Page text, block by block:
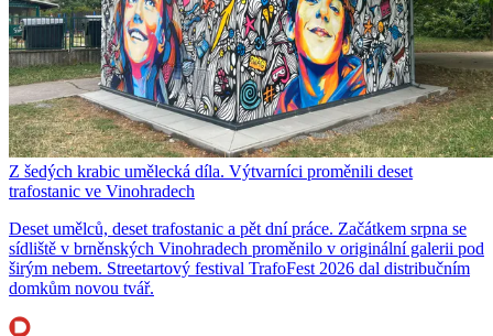
Z šedých krabic umělecká díla. Výtvarníci proměnili deset
trafostanic ve Vinohradech
Deset umělců, deset trafostanic a pět dní práce. Začátkem srpna se
sídliště v brněnských Vinohradech proměnilo v originální galerii pod
širým nebem. Streetartový festival TrafoFest 2026 dal distribučním
domkům novou tvář.